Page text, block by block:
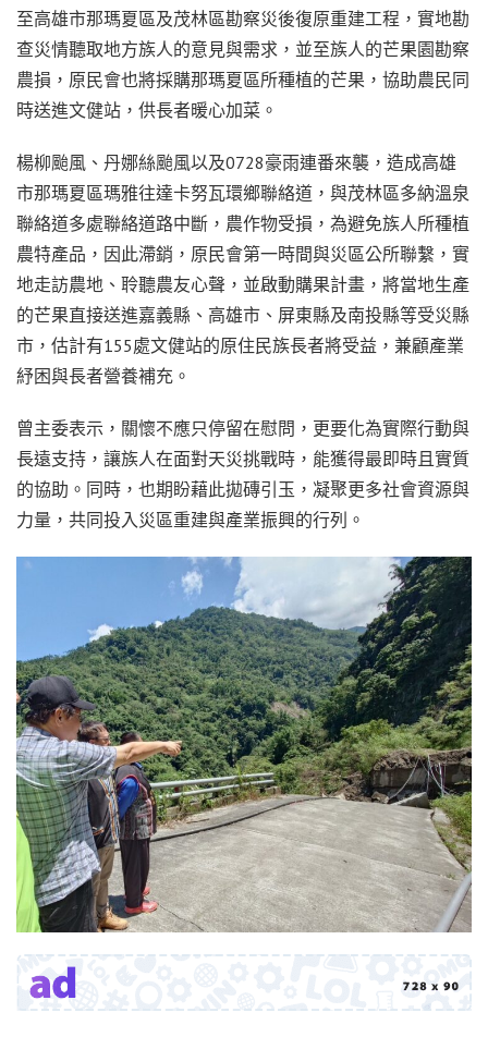
至高雄市那瑪夏區及茂林區勘察災後復原重建工程，實地勘
查災情聽取地方族人的意見與需求，並至族人的芒果園勘察
農損，原民會也將採購那瑪夏區所種植的芒果，協助農民同
時送進文健站，供長者暖心加菜。
楊柳颱風、丹娜絲颱風以及0728豪雨連番來襲，造成高雄
市那瑪夏區瑪雅往達卡努瓦環鄉聯絡道，與茂林區多納溫泉
聯絡道多處聯絡道路中斷，農作物受損，為避免族人所種植
農特產品，因此滯銷，原民會第一時間與災區公所聯繫，實
地走訪農地、聆聽農友心聲，並啟動購果計畫，將當地生產
的芒果直接送進嘉義縣、高雄市、屏東縣及南投縣等受災縣
市，估計有155處文健站的原住民族長者將受益，兼顧產業
紓困與長者營養補充。
曾主委表示，關懷不應只停留在慰問，更要化為實際行動與
長遠支持，讓族人在面對天災挑戰時，能獲得最即時且實質
的協助。同時，也期盼藉此拋磚引玉，凝聚更多社會資源與
力量，共同投入災區重建與產業振興的行列。